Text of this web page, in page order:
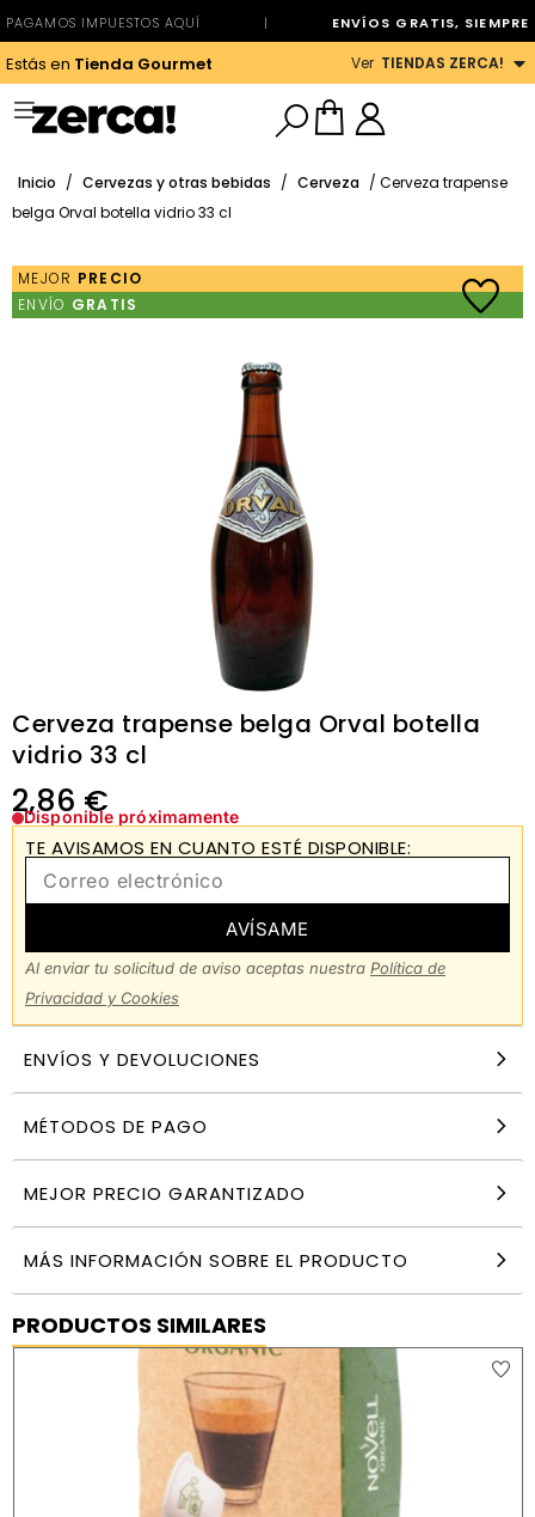
PAGAMOS IMPUESTOS AQUÍ | ENVÍOS GRATIS, SIEMPRE
Estás en Tienda Gourmet Ver TIENDAS ZERCA!
Inicio / Cervezas y otras bebidas / Cerveza / Cerveza trapense
belga Orval botella vidrio 33 cl
MEJOR PRECIO
ENVÍO GRATIS
Cerveza trapense belga Orval botella
vidrio 33 cl
2,86 €
Disponible próximamente
TE AVISAMOS EN CUANTO ESTÉ DISPONIBLE:
AVÍSAME
Al enviar tu solicitud de aviso aceptas nuestra Política de
Privacidad y Cookies
ENVÍOS Y DEVOLUCIONES
MÉTODOS DE PAGO
MEJOR PRECIO GARANTIZADO
MÁS INFORMACIÓN SOBRE EL PRODUCTO
PRODUCTOS SIMILARES